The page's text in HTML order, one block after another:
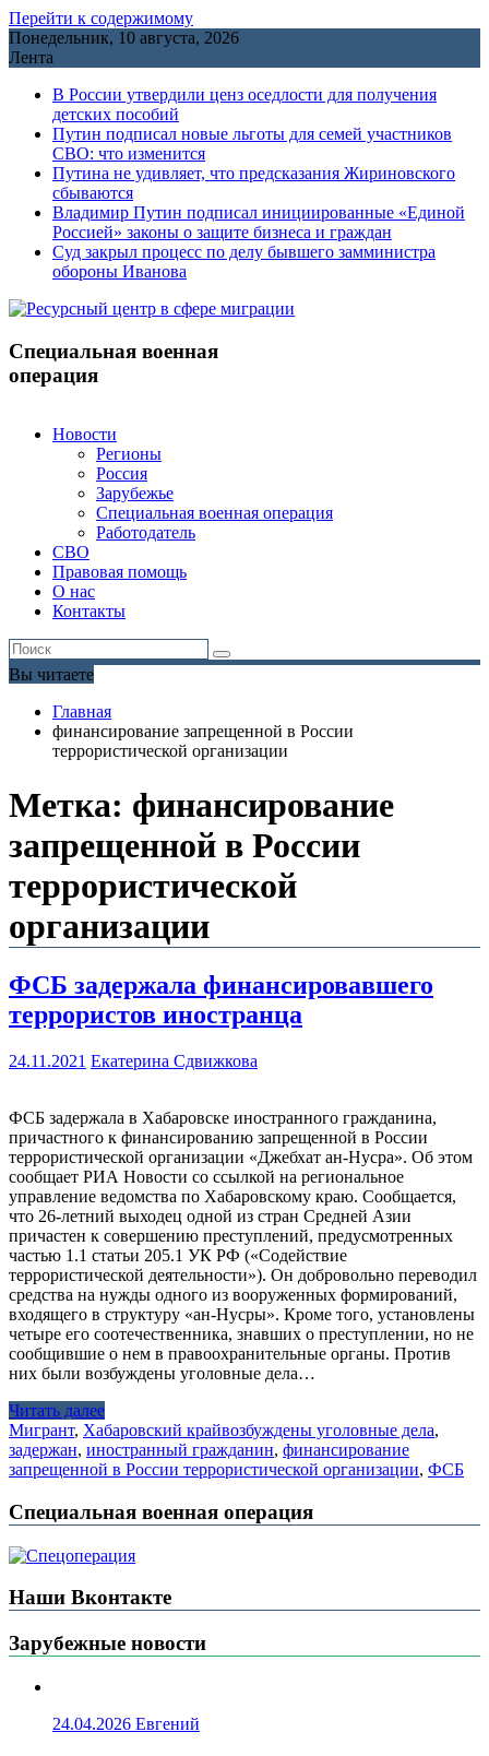
Перейти к содержимому
Понедельник, 10 августа, 2026
Лента
В России утвердили ценз оседлости для получения
детских пособий
Путин подписал новые льготы для семей участников
СВО: что изменится
Путина не удивляет, что предсказания Жириновского
сбываются
Владимир Путин подписал инициированные «Единой
Россией» законы о защите бизнеса и граждан
Cуд закрыл процесс по делу бывшего замминистра
обороны Иванова
Специальная военная
операция
Новости
Регионы
Россия
Зарубежье
Специальная военная операция
Работодатель
СВО
Правовая помощь
О нас
Контакты
Вы читаете
Главная
финансирование запрещенной в России
террористической организации
Метка: финансирование
запрещенной в России
террористической
организации
ФСБ задержала финансировавшего
террористов иностранца
24.11.2021 Екатерина Сдвижкова
ФСБ задержала в Хабаровске иностранного гражданина,
причастного к финансированию запрещенной в России
террористической организации «Джебхат ан-Нусра». Об этом
сообщает РИА Новости со ссылкой на региональное
управление ведомства по Хабаровскому краю. Сообщается,
что 26-летний выходец одной из стран Средней Азии
причастен к совершению преступлений, предусмотренных
частью 1.1 статьи 205.1 УК РФ («Содействие
террористической деятельности»). Он добровольно переводил
средства на нужды одного из вооруженных формирований,
входящего в структуру «ан-Нусры». Кроме того, установлены
четыре его соотечественника, знавших о преступлении, но не
сообщившие о нем в правоохранительные органы. Против
них были возбуждены уголовные дела…
Читать далее
Мигрант, Хабаровский крайвозбуждены уголовные дела,
задержан, иностранный гражданин, финансирование
запрещенной в России террористической организации, ФСБ
Специальная военная операция
Наши Вконтакте
Зарубежные новости
24.04.2026 Евгений